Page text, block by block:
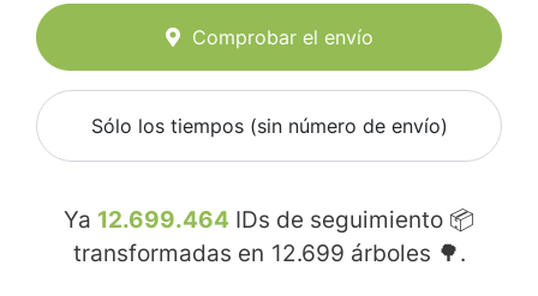
Comprobar el envío
Sólo los tiempos (sin número de envío)
Ya 12.699.464 IDs de seguimiento 📦
transformadas en 12.699 árboles 🌳.